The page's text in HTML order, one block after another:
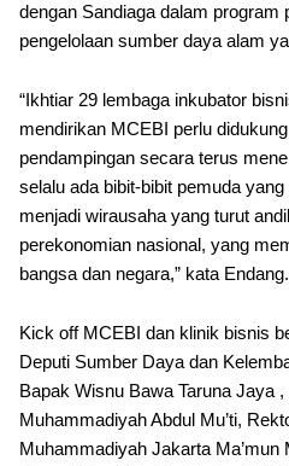
dengan Sandiaga dalam program
pengelolaan sumber daya alam
“Ikhtiar 29 lembaga inkubator
mendirikan MCEBI perlu
pendampingan secara terus
selalu ada bibit-bibit pemuda
menjadi wirausaha yang turut
perekonomian nasional, yang
bangsa dan negara,” kata Endang.
Kick off MCEBI dan klinik bisnis
Deputi Sumber Daya dan
Bapak Wisnu Bawa Taruna Jaya
Muhammadiyah Abdul Mu’ti,
Muhammadiyah Jakarta